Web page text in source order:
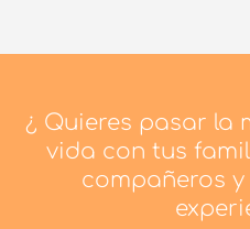
¿ Quieres pasar la
vida con tus
compañeros